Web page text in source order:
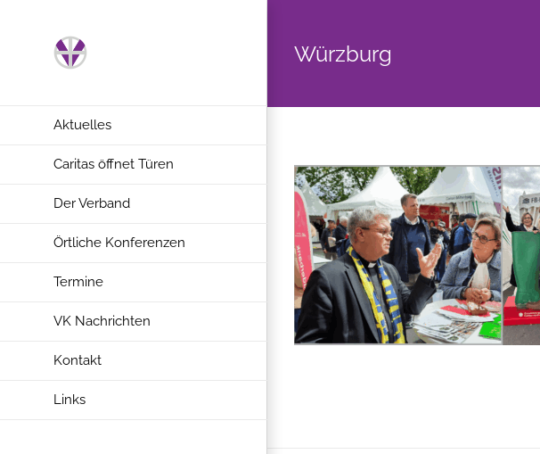
Aktuelles
Caritas öffnet Türen
Der Verband
Örtliche Konferenzen
Termine
VK Nachrichten
Kontakt
Links
Würzburg